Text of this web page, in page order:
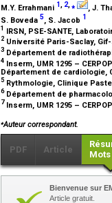
M.Y. Errahmani 1, 2,⁎ , J.
S. Boveda 5, S. Jacob 1
1 IRSN, PSE-SANTE,
2 Université Paris-Saclay,
3 Département de
4 Inserm, UMR 1295 –
Département de cardiologie,
5 Rythmologie, Clinique
6Département de
7 Inserm, UMR 1295 –
⁎Auteur correspondant.
PDF Article
Bienvenue sur
Article gratuit.